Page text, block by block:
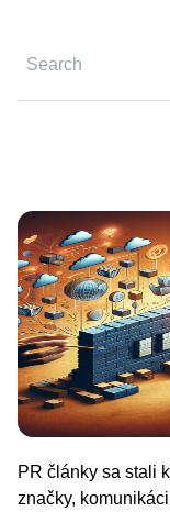
PR články sa stali
značky,